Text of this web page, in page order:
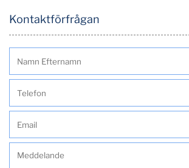
Kontaktförfrågan